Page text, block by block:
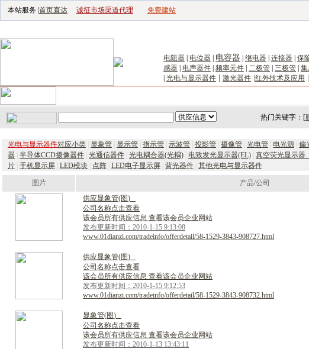
本站服务 | 首页直达 诚征市场渠道代理 免费建站
电阻器 电位器 电容器 继电器 连接器 保
感器
电声器件 频率元件 二极管 三极管
光电与显示器件 激光器件 红外技术及应用
热门关键字：[
光电与显示器件对应小类 显象管 显示管 指示管 示波管 投影管 摄像管 光电管 电光源 偏
器 半导体CCD摄像器件 光通信器件 光电耦合器(光耦) 电致发光显示器(EL) 真空荧光显示器
片 手机显示屏 LED模块 点阵 LED电子显示屏 背光器件 其他光电与显示器件
图片
产品/公司
供应显象管(图)
公司名称点击查看
该会员所有供应信息 查看该会员企业网站
发布更新时间：2010-1-15 9:13:08
www.01dianzi.com/tradeinfo/offerdetail/58-1529-3843-908727.html
供应显象管(图)
公司名称点击查看
该会员所有供应信息 查看该会员企业网站
发布更新时间：2010-1-15 9:12:53
www.01dianzi.com/tradeinfo/offerdetail/58-1529-3843-908732.html
显象管(图)
公司名称点击查看
该会员所有供应信息 查看该会员企业网站
发布更新时间：2010-1-13 13:43:11